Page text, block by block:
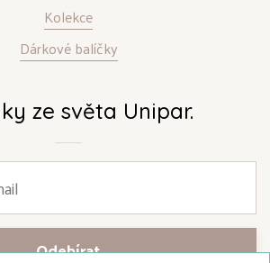
Kolekce
Dárkové balíčky
ze světa Unipar.